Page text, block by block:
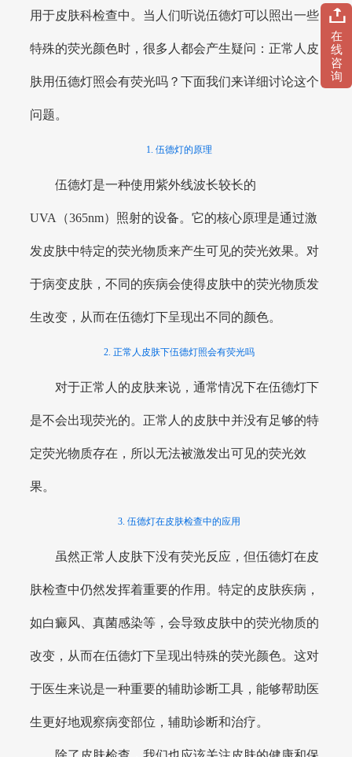
用于皮肤科检查中。当人们听说伍德灯可以照出一些
特殊的荧光颜色时，很多人都会产生疑问：正常人皮
肤用伍德灯照会有荧光吗？下面我们来详细讨论这个
问题。
1. 伍德灯的原理
伍德灯是一种使用紫外线波长较长的
UVA（365nm）照射的设备。它的核心原理是通过激
发皮肤中特定的荧光物质来产生可见的荧光效果。对
于病变皮肤，不同的疾病会使得皮肤中的荧光物质发
生改变，从而在伍德灯下呈现出不同的颜色。
2. 正常人皮肤下伍德灯照会有荧光吗
对于正常人的皮肤来说，通常情况下在伍德灯下
是不会出现荧光的。正常人的皮肤中并没有足够的特
定荧光物质存在，所以无法被激发出可见的荧光效
果。
3. 伍德灯在皮肤检查中的应用
虽然正常人皮肤下没有荧光反应，但伍德灯在皮
肤检查中仍然发挥着重要的作用。特定的皮肤疾病，
如白癜风、真菌感染等，会导致皮肤中的荧光物质的
改变，从而在伍德灯下呈现出特殊的荧光颜色。这对
于医生来说是一种重要的辅助诊断工具，能够帮助医
生更好地观察病变部位，辅助诊断和治疗。
在
线
咨
询